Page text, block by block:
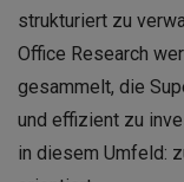
strukturiert zu
Office Research
gesammelt, die
und effizient zu
in diesem Umfeld: